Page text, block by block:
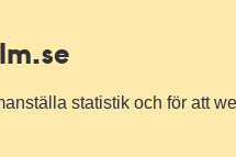
statistik och för att